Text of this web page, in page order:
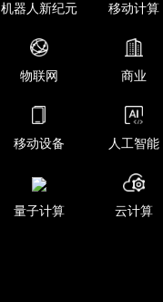
机器人新纪元 移动计算
物联网 商业
移动设备 人工智能
量子计算 云计算